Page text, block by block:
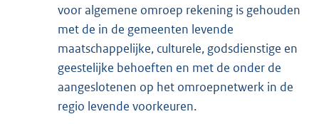
voor algemene omroep rekening is gehouden
met de in de gemeenten levende
maatschappelijke, culturele, godsdienstige en
geestelijke behoeften en met de onder de
aangeslotenen op het omroepnetwerk in de
regio levende voorkeuren.